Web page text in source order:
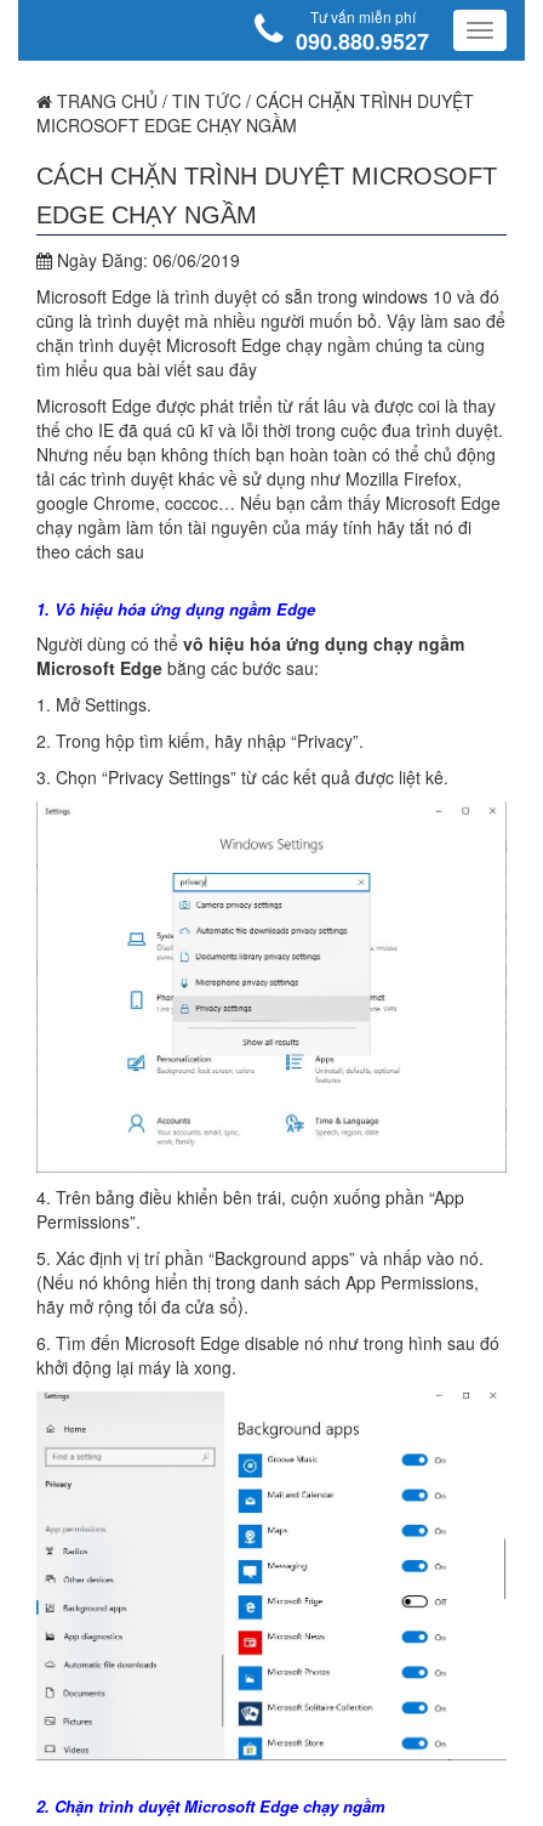
Tư vấn miễn phí
090.880.9527
TRANG CHỦ / TIN TỨC / CÁCH CHẶN TRÌNH DUYỆT
MICROSOFT EDGE CHẠY NGẦM
CÁCH CHẶN TRÌNH DUYỆT MICROSOFT
EDGE CHẠY NGẦM
Ngày Đăng: 06/06/2019
Microsoft Edge là trình duyệt có sẵn trong windows 10 và đó
cũng là trình duyệt mà nhiều người muốn bỏ. Vậy làm sao để
chặn trình duyệt Microsoft Edge chạy ngầm chúng ta cùng
tìm hiểu qua bài viết sau đây
Microsoft Edge được phát triển từ rất lâu và được coi là thay
thế cho IE đã quá cũ kĩ và lỗi thời trong cuộc đua trình duyệt.
Nhưng nếu bạn không thích bạn hoàn toàn có thể chủ động
tải các trình duyệt khác về sử dụng như Mozilla Firefox,
google Chrome, coccoc… Nếu bạn cảm thấy Microsoft Edge
chạy ngầm làm tốn tài nguyên của máy tính hãy tắt nó đi
theo cách sau
1. Vô hiệu hóa ứng dụng ngầm Edge
Người dùng có thể vô hiệu hóa ứng dụng chạy ngầm
Microsoft Edge bằng các bước sau:
1. Mở Settings.
2. Trong hộp tìm kiếm, hãy nhập “Privacy”.
3. Chọn “Privacy Settings” từ các kết quả được liệt kê.
4. Trên bảng điều khiển bên trái, cuộn xuống phần “App
Permissions”.
5. Xác định vị trí phần “Background apps” và nhấp vào nó.
(Nếu nó không hiển thị trong danh sách App Permissions,
hãy mở rộng tối đa cửa sổ).
6. Tìm đến Microsoft Edge disable nó như trong hình sau đó
khởi động lại máy là xong.
2. Chặn trình duyệt Microsoft Edge chạy ngầm